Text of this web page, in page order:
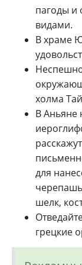
пагоды и
видами.
В храме
Неспешно
холма
В Аньяне
для
шелк,
грецкие